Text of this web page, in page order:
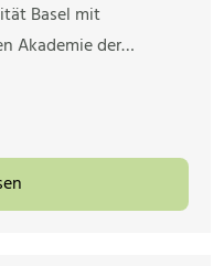
Basel mit
Akademie der…